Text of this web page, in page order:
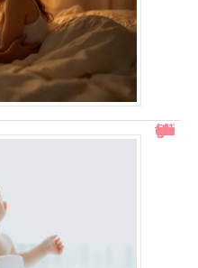
Comment gérer un bébé qui se retourne pendant le change ?